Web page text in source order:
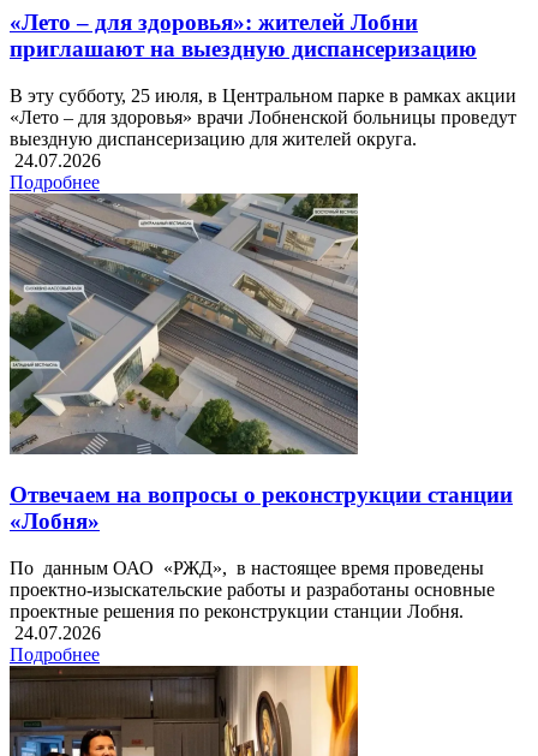
«Лето – для здоровья»: жителей Лобни
приглашают на выездную диспансеризацию
В эту субботу, 25 июля, в Центральном парке в рамках акции
«Лето – для здоровья» врачи Лобненской больницы проведут
выездную диспансеризацию для жителей округа.
24.07.2026
Подробнее
Отвечаем на вопросы о реконструкции станции
«Лобня»
По данным ОАО «РЖД», в настоящее время проведены
проектно‑изыскательские работы и разработаны основные
проектные решения по реконструкции станции Лобня.
24.07.2026
Подробнее